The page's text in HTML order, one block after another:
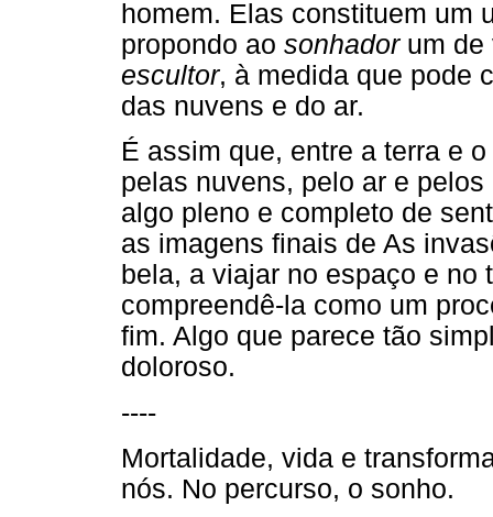
homem. Elas constituem um
propondo ao sonhadorum de
escultor, à medida que pode
das nuvens e do ar.
É assim que, entre a terra e
pelas nuvens, pelo ar e
algo pleno e completo de
as imagens finais de As
bela, a viajar no espaço e no
compreendê-la como um
fim. Algo que parece tão
doloroso.
----
Mortalidade, vida e
nós. No percurso, o sonho.